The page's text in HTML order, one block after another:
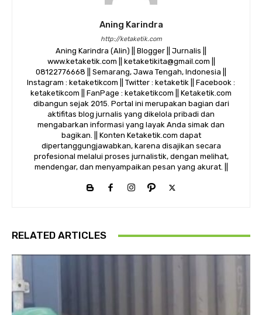
Aning Karindra
http://ketaketik.com
Aning Karindra (Alin) || Blogger || Jurnalis ||
www.ketaketik.com || ketaketikita@gmail.com ||
08122776668 || Semarang, Jawa Tengah, Indonesia ||
Instagram : ketaketikcom || Twitter : ketaketik || Facebook :
ketaketikcom || FanPage : ketaketikcom || Ketaketik.com
dibangun sejak 2015. Portal ini merupakan bagian dari
aktifitas blog jurnalis yang dikelola pribadi dan
mengabarkan informasi yang layak Anda simak dan
bagikan. || Konten Ketaketik.com dapat
dipertanggungjawabkan, karena disajikan secara
profesional melalui proses jurnalistik, dengan melihat,
mendengar, dan menyampaikan pesan yang akurat. ||
RELATED ARTICLES